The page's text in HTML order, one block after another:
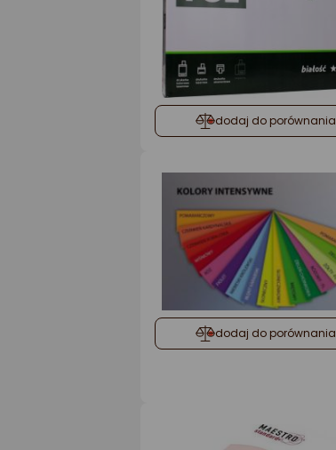
dodaj do porównania
dodaj do porównania